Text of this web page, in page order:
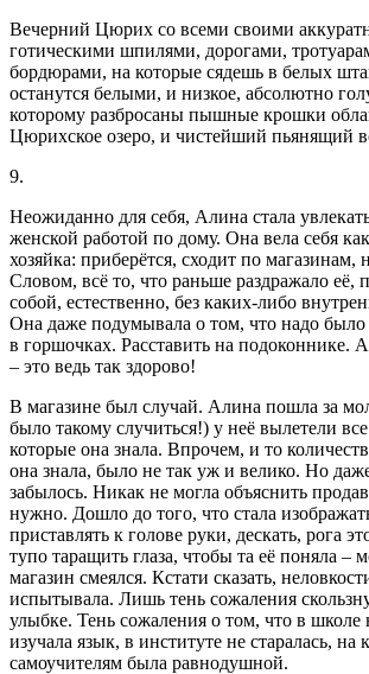
Вечерний Цюрих со всеми своими
готическими шпилями, дорогами,
бордюрами, на которые сядешь в белых
останутся белыми, и низкое, абсолютно
которому разбросаны пышные крошки
Цюрихское озеро, и чистейший пьянящий
9.
Неожиданно для себя, Алина стала
женской работой по дому. Она вела себя
хозяйка: приберётся, сходит по магазинам,
Словом, всё то, что раньше раздражало её,
собой, естественно, без каких-либо
Она даже подумывала о том, что надо было
в горшочках. Расставить на подоконнике.
– это ведь так здорово!
В магазине был случай. Алина пошла за
было такому случиться!) у неё вылетели
которые она знала. Впрочем, и то
она знала, было не так уж и велико. Но
забылось. Никак не могла объяснить
нужно. Дошло до того, что стала
приставлять к голове руки, дескать, рога
тупо таращить глаза, чтобы та её поняла –
магазин смеялся. Кстати сказать,
испытывала. Лишь тень сожаления
улыбке. Тень сожаления о том, что в школе
изучала язык, в институте не старалась,
самоучителям была равнодушной.